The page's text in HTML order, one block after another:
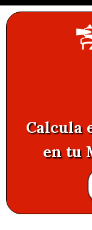
Calcula
en tu